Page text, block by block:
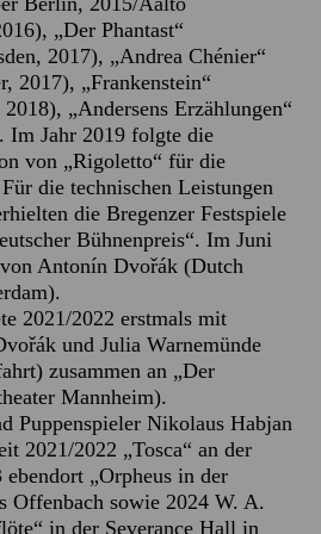
„Der Phantast“
2017), „Andrea Chénier“
2017), „Frankenstein“
„Andersens Erzählungen“
Im Jahr 2019 folgte die
von „Rigoletto“ für die
die technischen Leistungen
die Bregenzer Festspiele
Bühnenpreis“. Im Juni
Antonín Dvořák (Dutch
2021/2022 erstmals mit
und Julia Warnemünde
zusammen an „Der
Mannheim).
Puppenspieler Nikolaus Habjan
2021/2022 „Tosca“ an der
„Orpheus in der
Offenbach sowie 2024 W. A.
in der Severance Hall in